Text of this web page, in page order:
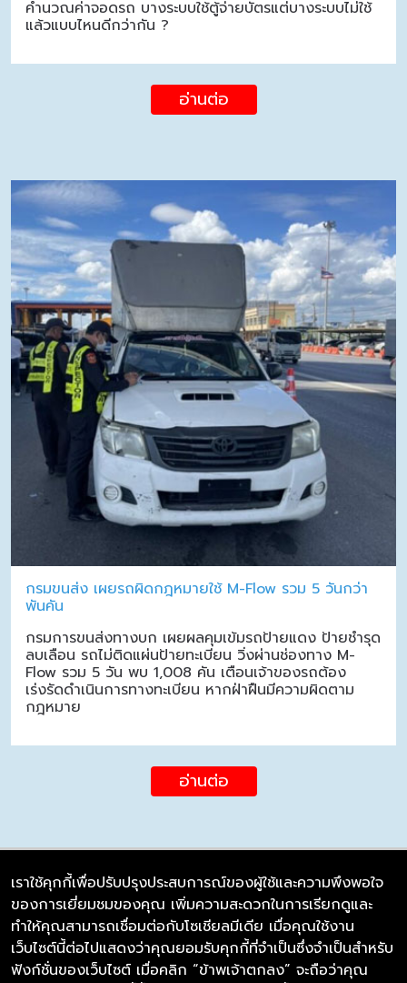
คำนวณค่าจอดรถ บางระบบใช้ตู้จ่ายบัตรแต่บางระบบไม่ใช้
แล้วแบบไหนดีกว่ากัน ?
อ่านต่อ
กรมขนส่ง เผยรถผิดกฎหมายใช้ M-Flow รวม 5 วันกว่า
พันคัน
กรมการขนส่งทางบก เผยผลคุมเข้มรถป้ายแดง ป้ายชำรุด
ลบเลือน รถไม่ติดแผ่นป้ายทะเบียน วิ่งผ่านช่องทาง M-
Flow รวม 5 วัน พบ 1,008 คัน เตือนเจ้าของรถต้อง
เร่งรัดดำเนินการทางทะเบียน หากฝ่าฝืนมีความผิดตาม
กฎหมาย
อ่านต่อ
บริษัท ซิมลิงค์ จำกัด
98/226 Bangrakyai-Baanmai Road,
Bangyai, Nonthaburi 11140
เราใช้คุกกี้เพื่อปรับปรุงประสบการณ์ของผู้ใช้และความพึงพอใจ
ของการเยี่ยมชมของคุณ เพิ่มความสะดวกในการเรียกดูและ
ทำให้คุณสามารถเชื่อมต่อกับโซเชียลมีเดีย เมื่อคุณใช้งาน
เว็บไซต์นี้ต่อไปแสดงว่าคุณยอมรับคุกกี้ที่จำเป็นซึ่งจำเป็นสำหรับ
ฟังก์ชั่นของเว็บไซต์ เมื่อคลิก “ข้าพเจ้าตกลง” จะถือว่าคุณ